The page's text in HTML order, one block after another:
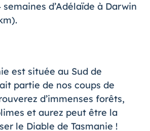
semaines d’Adélaïde à Darwin
est située au Sud de
partie de nos coups de
d’immenses forêts,
et aurez peut être la
le Diable de Tasmanie !